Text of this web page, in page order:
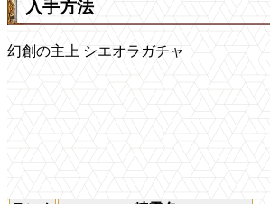
入手方法
幻創の主上 シエオラガチャ